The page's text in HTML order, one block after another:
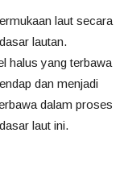
laut secara
lautan.
halus yang terbawa
dan menjadi
dalam proses
laut ini.